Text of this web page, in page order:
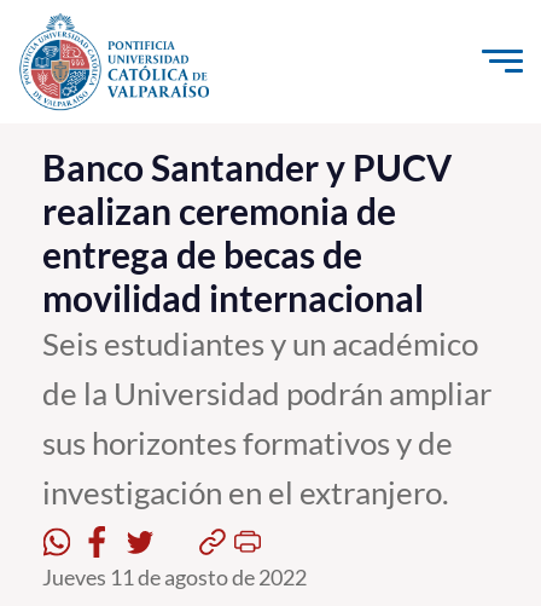
Click acá para ir directamente al contenido
La Universidad
Investigación, Creación e Innovación
PUCV Internacional
Vinculación con el Medio
Admisión
Pregrado
Postgrado
Formación Continua
Banco Santander y PUCV
realizan ceremonia de
entrega de becas de
movilidad internacional
Seis estudiantes y un académico
de la Universidad podrán ampliar
sus horizontes formativos y de
investigación en el extranjero.
Jueves 11 de agosto de 2022